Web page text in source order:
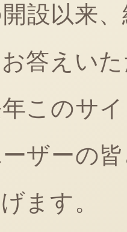
設以来
答えい
このサ
ザーの
ます。